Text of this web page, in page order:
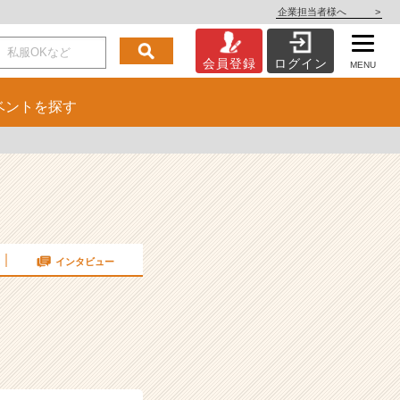
企業担当者様へ >
会員登録 ログイン MENU
ント を探す
インタビュー